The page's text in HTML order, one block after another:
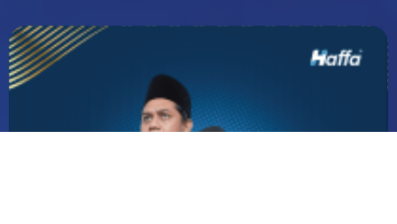
FARDHU AIN MASTERCLASS
PROGRAM BIMBINGAN BERSTRUKTUR UNTUK MEMANTAPKAN
ASAS FARDHU AIN DENGAN KEFAHAMAN YANG BETUL DAN